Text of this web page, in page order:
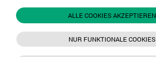
ALLE COOKIES AKZEPTIEREN
NUR FUNKTIONALE COOKIES